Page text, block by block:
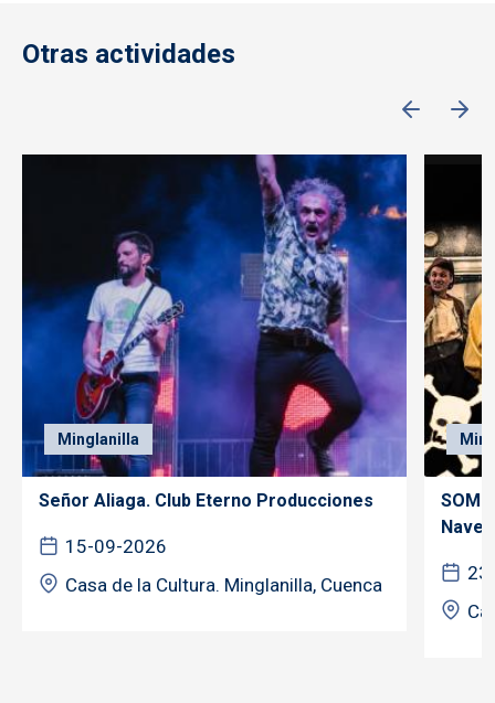
Otras actividades
Minglanilla
Señor Aliaga. Club Eterno Producciones
15-09-2026
Casa de la Cultura. Minglanilla, Cuenca